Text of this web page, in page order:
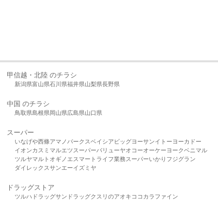
甲信越・北陸 のチラシ
新潟県富山県石川県福井県山梨県長野県
中国 のチラシ
鳥取県島根県岡山県広島県山口県
スーパー
いなげや西條アマノパークスベイシア ビッグヨーサンイトーヨーカドー
イオンカスミ マルエツスーパーバリューヤオコーオーケー ヨークベニマル
ツルヤマルト オギノ エスマート ライフ業務スーパーいかり フジグラン
ダイレックスサンエーイズミヤ
ドラッグストア
ツルハドラッグサンドラッグクスリのアオキ ココカラファイン